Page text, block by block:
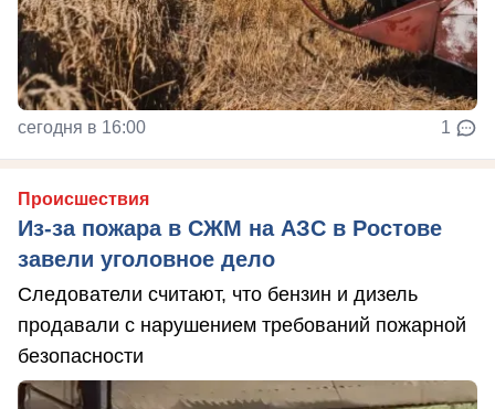
сегодня в 16:00 1
Происшествия
Из-за пожара в СЖМ на АЗС в Ростове
завели уголовное дело
Следователи считают, что бензин и дизель
продавали с нарушением требований пожарной
безопасности